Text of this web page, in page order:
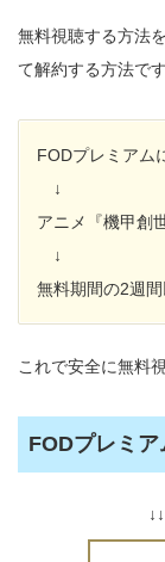
無料視聴する方法
て解約する方法です
FODプレミアム
↓
アニメ『機甲創
↓
無料期間の2週
これで安全に無料
FODプレミア